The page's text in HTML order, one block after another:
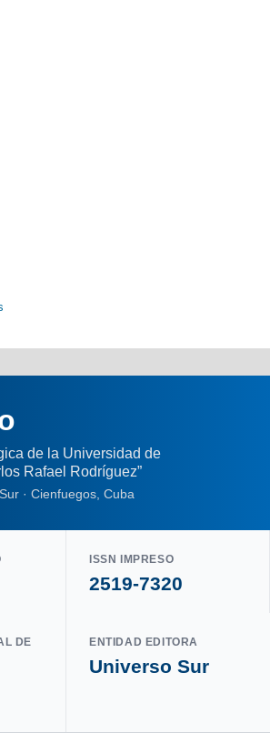
de la Universidad de
Rafael Rodríguez”
· Cienfuegos, Cuba
ISSN IMPRESO
2519-7320
DE
ENTIDAD EDITORA
Universo Sur